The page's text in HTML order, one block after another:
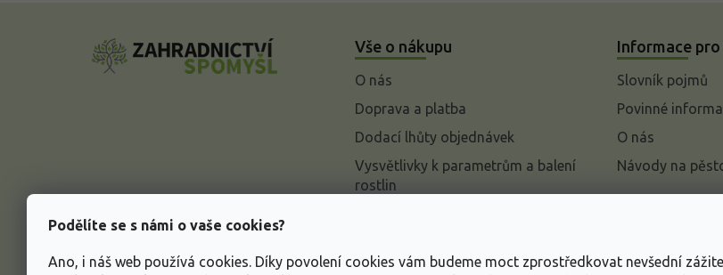
Podělíte se s námi o vaše cookies?
Ano, i náš web používá cookies. Díky povolení cookies vám budeme moct zprostředkovat nevšední
Vše o nákupu
O nás
Doprava a platba
Dodací lhůty objednávek
Vysvětlivky k parametrům a balení
rostlin
Informace o ochraně osobních
Informace pro
Slovník pojmů
Povinné
O nás
Návody na